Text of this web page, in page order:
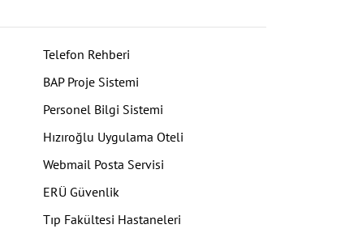
Telefon Rehberi
BAP Proje Sistemi
Personel Bilgi Sistemi
Hızıroğlu Uygulama Oteli
Webmail Posta Servisi
ERÜ Güvenlik
Tıp Fakültesi Hastaneleri